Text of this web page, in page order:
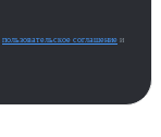
пользовательское соглашение и